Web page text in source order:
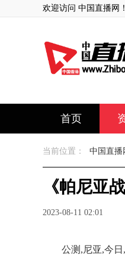
欢迎访问 中国直播网
首页
当前位置： 中国直播
《帕尼亚
2023-08-11 02:01
公测,尼亚,今日